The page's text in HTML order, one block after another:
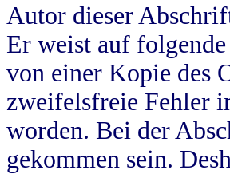
Autor dieser
Er weist auf
von einer Kopie des
zweifelsfreie Fehler
worden. Bei der
gekommen sein.